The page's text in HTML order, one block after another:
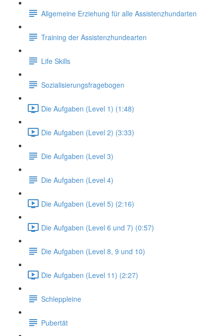
Allgemeine Erziehung für alle Assistenzhundarten
Training der Assistenzhundearten
Life Skills
Sozialisierungsfragebogen
Die Aufgaben (Level 1) (1:48)
Die Aufgaben (Level 2) (3:33)
Die Aufgaben (Level 3)
Die Aufgaben (Level 4)
Die Aufgaben (Level 5) (2:16)
Die Aufgaben (Level 6 und 7) (0:57)
Die Aufgaben (Level 8, 9 und 10)
Die Aufgaben (Level 11) (2:27)
Schleppleine
Pubertät